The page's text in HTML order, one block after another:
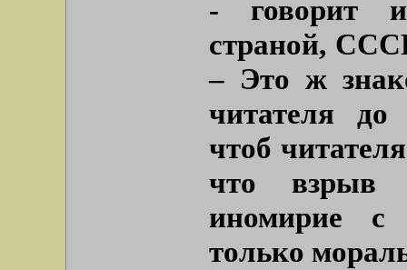
- говорит
страной,
– Это ж
читателя
чтоб
что взрыв
иномирие с
только